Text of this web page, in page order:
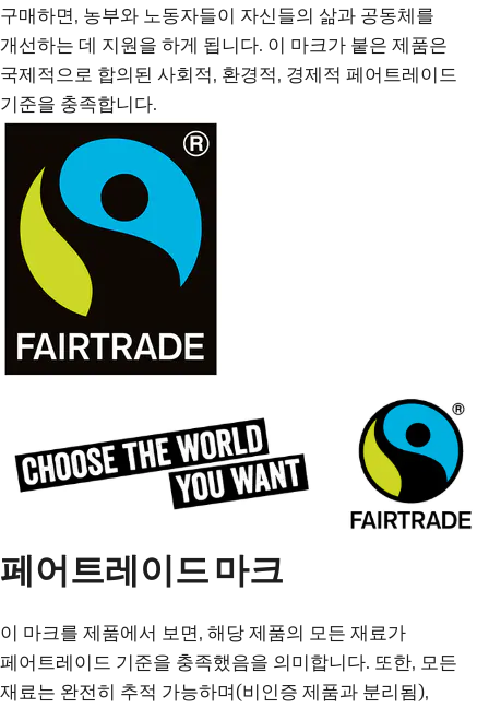
구매하면, 농부와 노동자들이 자신들의 삶과 공동체를
개선하는 데 지원을 하게 됩니다. 이 마크가 붙은 제품은
국제적으로 합의된 사회적, 환경적, 경제적 페어트레이드
기준을 충족합니다.
페어트레이드 마크
이 마크를 제품에서 보면, 해당 제품의 모든 재료가
페어트레이드 기준을 충족했음을 의미합니다. 또한, 모든
재료는 완전히 추적 가능하며(비인증 제품과 분리됨),